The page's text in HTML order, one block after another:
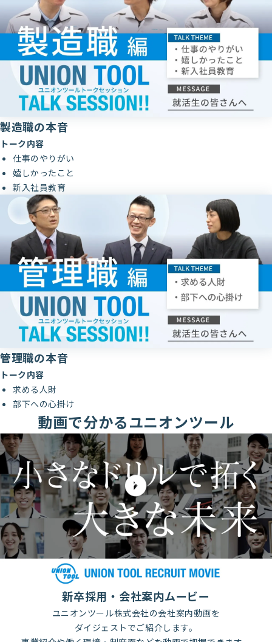
製造職の本音
トーク内容
仕事のやりがい
嬉しかったこと
新入社員教育
管理職の本音
トーク内容
求める人財
部下への心掛け
動画で分かるユニオンツール
新卒採用・会社案内ムービー
ユニオンツール株式会社の会社案内動画を
ダイジェストでご紹介します。